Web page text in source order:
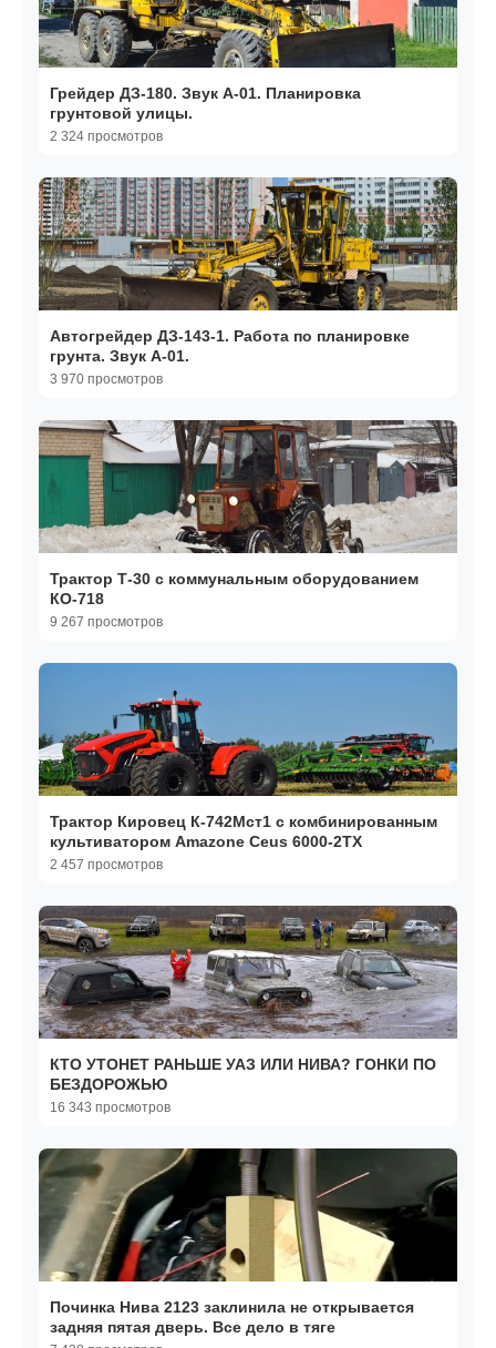
Грейдер ДЗ-180. Звук А-01. Планировка
грунтовой улицы.
2 324 просмотров
Автогрейдер ДЗ-143-1. Работа по планировке
грунта. Звук А-01.
3 970 просмотров
Трактор Т-30 с коммунальным оборудованием
КО-718
9 267 просмотров
Трактор Кировец К-742Мст1 с комбинированным
культиватором Amazone Ceus 6000-2TX
2 457 просмотров
КТО УТОНЕТ РАНЬШЕ УАЗ ИЛИ НИВА? ГОНКИ ПО
БЕЗДОРОЖЬЮ
16 343 просмотров
Починка Нива 2123 заклинила не открывается
задняя пятая дверь. Все дело в тяге